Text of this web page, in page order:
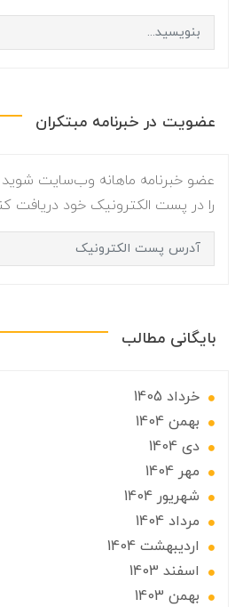
عضویت در خبرنامه مبتکران
عضو خبرنامه ماهانه وب‌سایت شوید
را در پست الکترونیک خود دریافت
بایگانی مطالب
خرداد 1405
بهمن 1404
دی 1404
مهر 1404
شهریور 1404
مرداد 1404
ارديبهشت 1404
اسفند 1403
بهمن 1403